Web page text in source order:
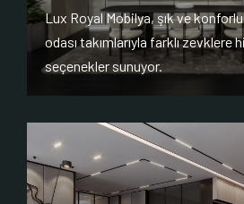
Lux Royal Mobilya, şık ve
odası takımlarıyla farklı
seçenekler sunuyor.